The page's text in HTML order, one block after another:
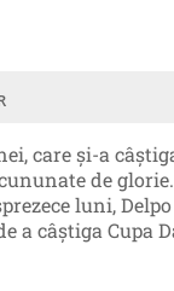
care și-a
de
luni, Delpo
a câştiga Cupa